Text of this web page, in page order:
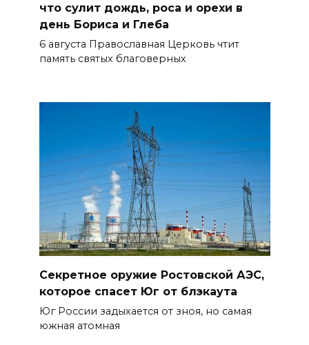
что сулит дождь, роса и орехи в
день Бориса и Глеба
6 августа Православная Церковь чтит
память святых благоверных
Секретное оружие Ростовской АЭС,
которое спасет Юг от блэкаута
Юг России задыхается от зноя, но самая
южная атомная